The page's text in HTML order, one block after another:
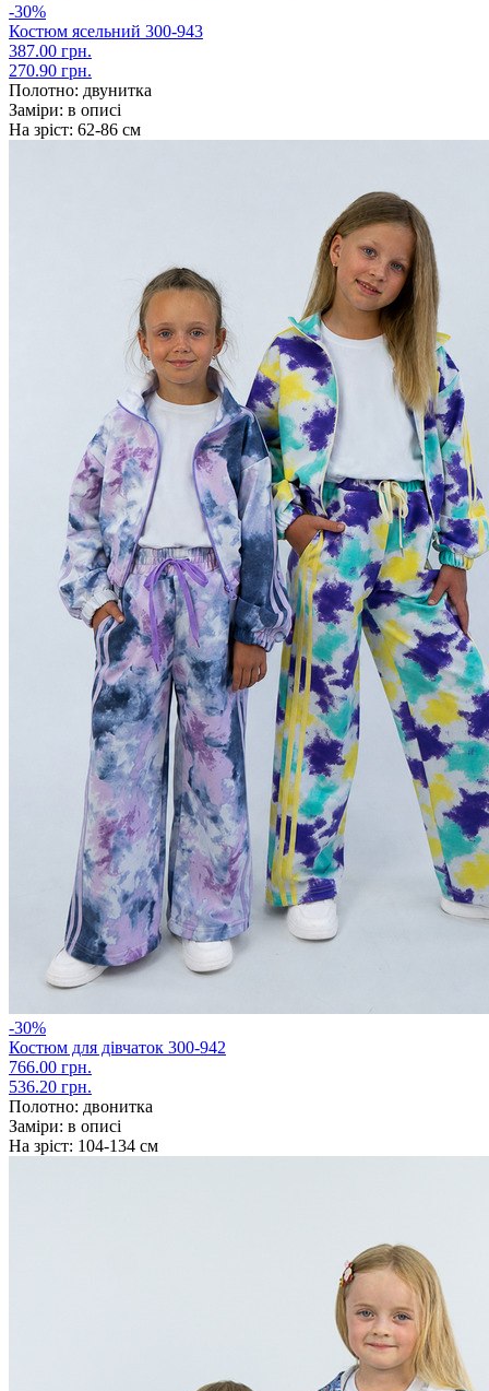
-30%
Костюм ясельний 300-943
387.00 грн.
270.90 грн.
Полотно: двунитка
Заміри: в описі
На зріст: 62-86 см
-30%
Костюм для дівчаток 300-942
766.00 грн.
536.20 грн.
Полотно: двонитка
Заміри: в описі
На зріст: 104-134 см